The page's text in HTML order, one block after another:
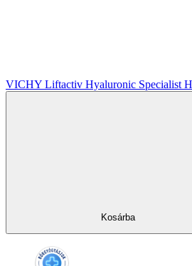
VICHY Liftactiv Hyaluronic Specialist
Kosárba